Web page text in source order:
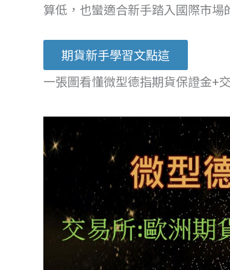
算低，也蠻適合新手踏入國際市
期貨新手學習文點這
一張圖看懂微型德指期貨保證金+